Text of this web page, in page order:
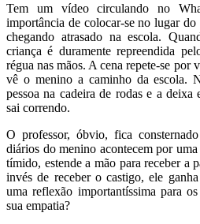
Tem um vídeo circulando no
importância de colocar-se no lugar
chegando atrasado na escola.
criança é duramente repreendida
régua nas mãos. A cena repete-se por
vê o menino a caminho da escola.
pessoa na cadeira de rodas e a deixa
sai correndo.
O professor, óbvio, fica
diários do menino acontecem por
tímido, estende a mão para receber a
invés de receber o castigo, ele
uma reflexão importantíssima para
sua empatia?